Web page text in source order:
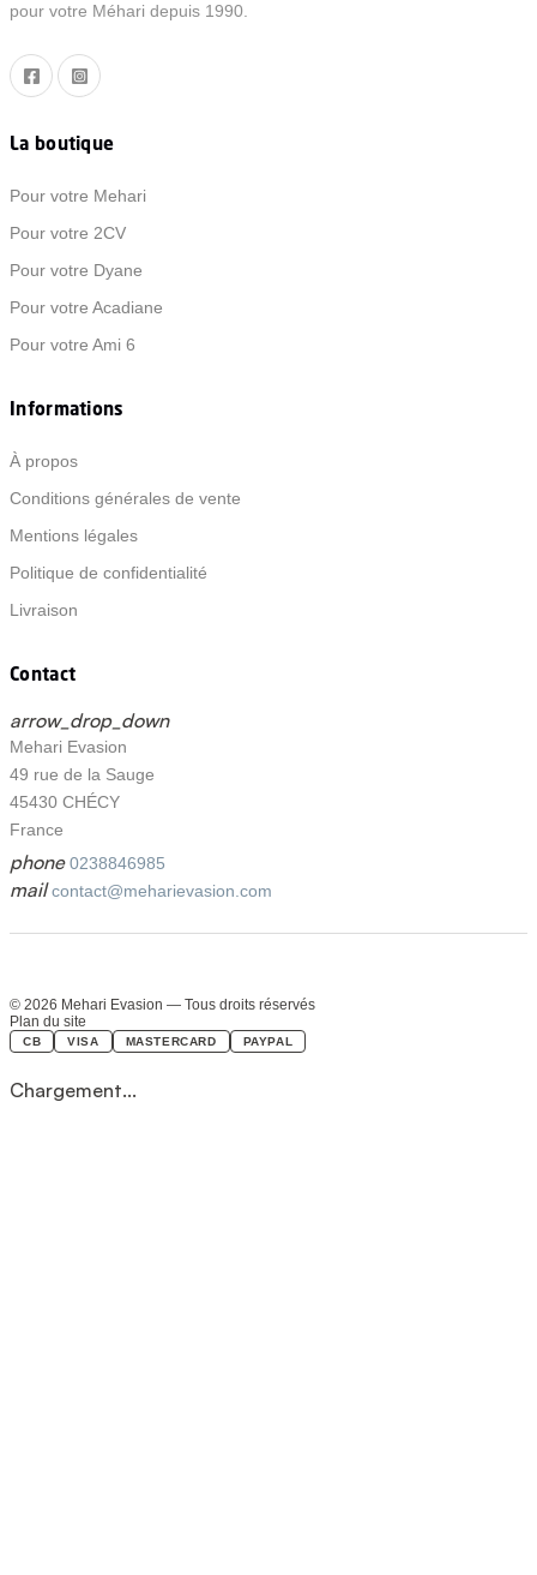
pour votre Méhari depuis 1990.
La boutique
Pour votre Mehari
Pour votre 2CV
Pour votre Dyane
Pour votre Acadiane
Pour votre Ami 6
Informations
À propos
Conditions générales de vente
Mentions légales
Politique de confidentialité
Livraison
Contact
arrow_drop_down
Mehari Evasion
49 rue de la Sauge
45430 CHÉCY
France
phone 0238846985
mail contact@meharievasion.com
© 2026 Mehari Evasion — Tous droits réservés
Plan du site
CB VISA MASTERCARD PAYPAL
Chargement...